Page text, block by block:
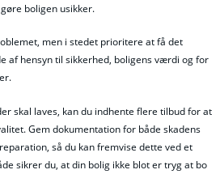
boligen usikker.
men i stedet prioritere at få det
af hensyn til sikkerhed, boligens værdi og for
skal laves, kan du indhente flere tilbud for at
Gem dokumentation for både skadens
så du kan fremvise dette ved et
sikrer du, at din bolig ikke blot er tryg at bo